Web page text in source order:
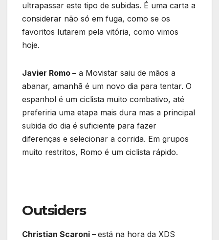
ultrapassar este tipo de subidas. É uma carta a
considerar não só em fuga, como se os
favoritos lutarem pela vitória, como vimos
hoje.
Javier Romo – a Movistar saiu de mãos a
abanar, amanhã é um novo dia para tentar. O
espanhol é um ciclista muito combativo, até
preferiria uma etapa mais dura mas a principal
subida do dia é suficiente para fazer
diferenças e selecionar a corrida. Em grupos
muito restritos, Romo é um ciclista rápido.
Outsiders
Christian Scaroni – está na hora da XDS